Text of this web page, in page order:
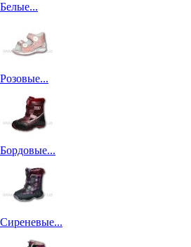
Белые...
Розовые...
Бордовые...
Сиреневые...